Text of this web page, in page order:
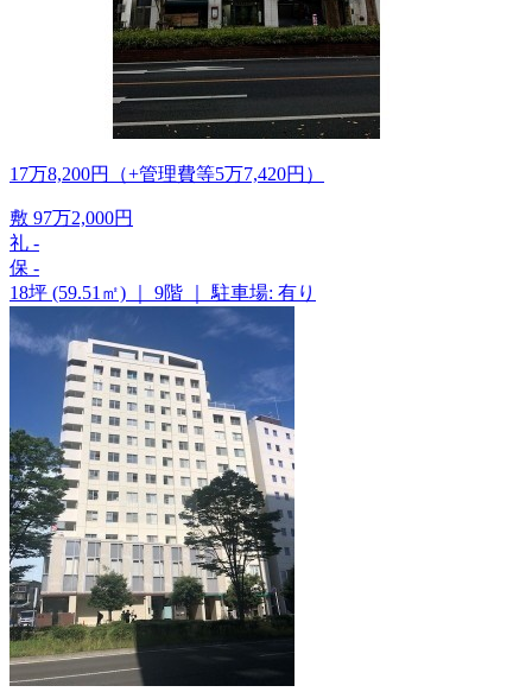
17万8,200円 （+管理費等5万7,420円 ）
敷 97万2,000円
礼 -
保 -
18坪 (59.51㎡)
9階 駐車場: 有り